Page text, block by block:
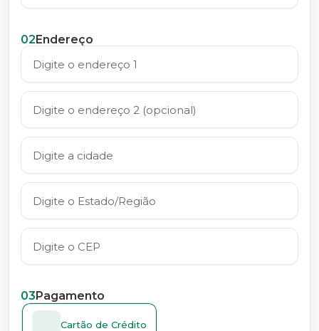
02Endereço
03Pagamento
Cartão de Crédito